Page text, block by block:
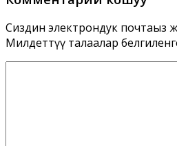
Сиздин электрондук почтаңыз
Милдеттүү талаалар